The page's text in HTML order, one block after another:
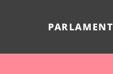
PARLAMENT